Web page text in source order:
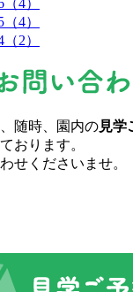
4）
2）
随時、園内の見学
おります。
せくださいませ。